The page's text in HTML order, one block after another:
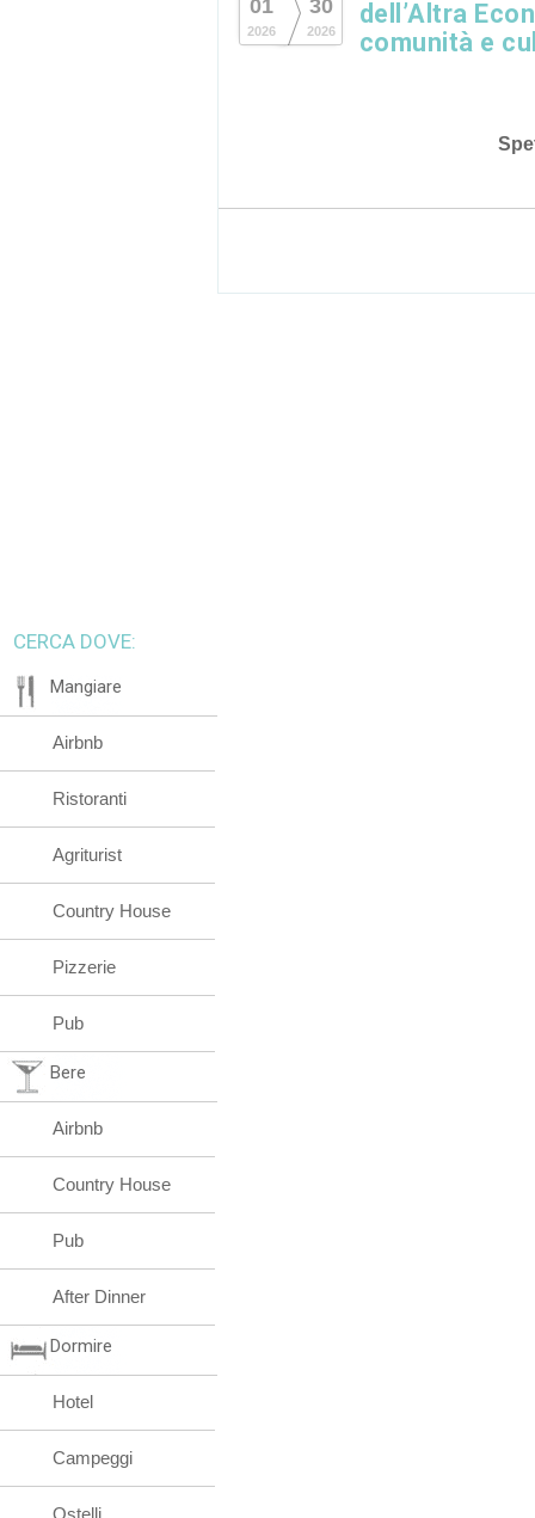
01
2026
30
2026
dell’Altra
comunità e
CERCA DOVE:
Mangiare
Airbnb
Ristoranti
Agriturist
Country House
Pizzerie
Pub
Bere
Airbnb
Country House
Pub
After Dinner
Dormire
Hotel
Campeggi
Ostelli